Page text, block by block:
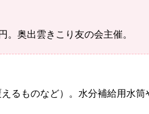
。奥出雲きこり友の会主催。
るものなど）。水分補給用水筒